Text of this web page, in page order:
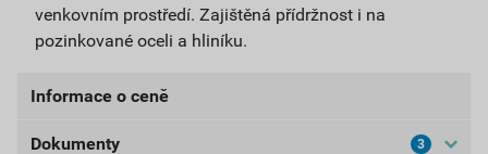
venkovním prostředí. Zajištěná přídržnost i na
pozinkované oceli a hliníku.
Informace o ceně
Aktuální prodejní cena po slevě 10% z ceníkové ceny
Dokumenty 3